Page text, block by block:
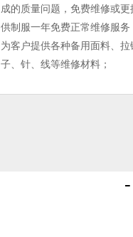
成的质量问题，免费维修或更
供制服一年免费正常维修服务
为客户提供各种备用面料、拉
子、针、线等维修材料；